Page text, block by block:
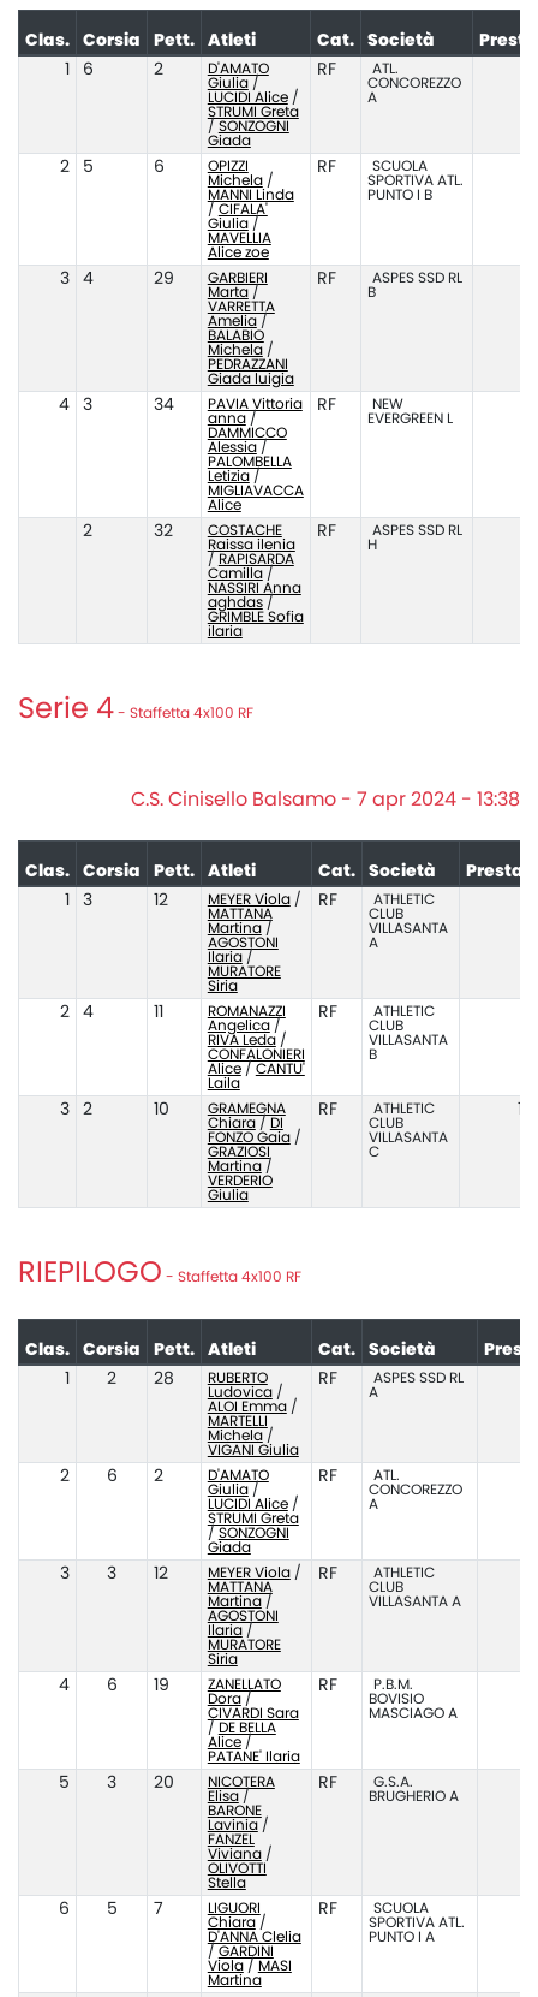
Clas. Corsia Pett. Atleti Cat. Società
6 2
D'AMATO
Giulia/
LUCIDI Alice/
STRUMI Greta
/ SONZOGNI
Giada
RF
ATL.
CONCOREZZO
A
2 5 6
OPIZZI
Michela/
MANNI Linda
/ CIFALA'
Giulia/
MAVELLIA
Alice zoe
RF
SCUOLA
SPORTIVA ATL.
PUNTO I B
3 4 29
GARBIERI
Marta/
VARRETTA
Amelia/
BALABIO
Michela/
PEDRAZZANI
Giada luigia
RF
ASPES SSD RL
B
4 3 34
PAVIA Vittoria
anna/
DAMMICCO
Alessia/
PALOMBELLA
Letizia/
MIGLIAVACCA
Alice
RF
NEW
EVERGREEN L
2 32
COSTACHE
Raissa ilenia
/ RAPISARDA
Camilla/
NASSIRI Anna
aghdas/
GRIMBLE Sofia
ilaria
RF
ASPES SSD RL
H
Serie 4 - Staffetta 4x100 RF
C.S. Cinisello Balsamo - 7 apr 2024 - 13:38
Clas. Corsia Pett. Atleti Cat. Società
3 12 MEYER Viola/
MATTANA
Martina/
AGOSTONI
Ilaria/
MURATORE
Siria
RF
ATHLETIC
CLUB
VILLASANTA
A
2 4
ROMANAZZI
Angelica/
RIVA Leda/
CONFALONIERI
Alice/ CANTU'
Laila
RF
ATHLETIC
CLUB
VILLASANTA
B
3 2 10
GRAMEGNA
Chiara/ DI
FONZO Gaia/
GRAZIOSI
Martina/
VERDERIO
Giulia
RF
ATHLETIC
CLUB
VILLASANTA
C
RIEPILOGO - Staffetta 4x100 RF
Clas. Corsia Pett. Atleti Cat. Società
2 28
RUBERTO
Ludovica/
ALOI Emma/
MARTELLI
Michela/
VIGANI Giulia
RF
ASPES SSD RL
A
2 6 2
D'AMATO
Giulia/
LUCIDI Alice/
STRUMI Greta
/ SONZOGNI
Giada
RF
ATL.
CONCOREZZO
A
3 3 12 MEYER Viola/
MATTANA
Martina/
AGOSTONI
Ilaria/
MURATORE
Siria
RF
ATHLETIC
CLUB
VILLASANTA A
4 6 19
ZANELLATO
Dora/
CIVARDI Sara
/ DE BELLA
Alice/
PATANE' Ilaria
RF
P.B.M.
BOVISIO
MASCIAGO A
5 3 20
NICOTERA
Elisa/
BARONE
Lavinia/
FANZEL
Viviana/
OLIVOTTI
Stella
RF
G.S.A.
BRUGHERIO A
6 5 7
LIGUORI
Chiara/
D'ANNA Clelia
/ GARDINI
Viola/ MASI
Martina
RF
SCUOLA
SPORTIVA ATL.
PUNTO I A